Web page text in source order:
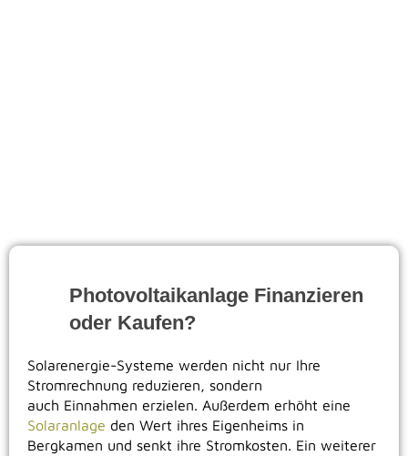
Photovoltaikanlage Finanzieren
oder Kaufen?
Solarenergie-Systeme werden nicht nur Ihre
Stromrechnung reduzieren, sondern
auch Einnahmen erzielen. Außerdem erhöht eine
Solaranlage den Wert ihres Eigenheims in
Bergkamen und senkt ihre Stromkosten. Ein weiterer